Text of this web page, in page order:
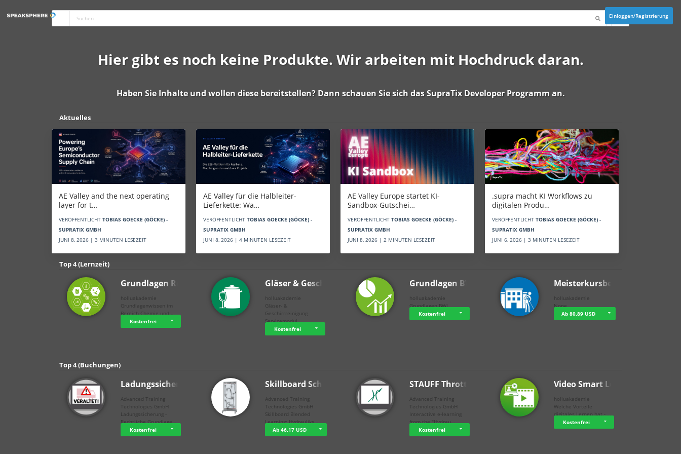
Einloggen/Registrierung
Hier gibt es noch keine Produkte. Wir arbeiten mit Hochdruck daran.
Haben Sie Inhalte und wollen diese bereitstellen? Dann schauen Sie sich dasSupraTix Developer Programm an.
Aktuelles
AE Valley and the next operating
layer for t…
VERÖFFENTLICHT TOBIAS GOECKE (GÖCKE) -
SUPRATIX GMBH
JUNI 8, 2026 | 3 MINUTEN LESEZEIT
AE Valley für die Halbleiter-
Lieferkette: Wa…
VERÖFFENTLICHT TOBIAS GOECKE (GÖCKE) -
SUPRATIX GMBH
JUNI 8, 2026 | 4 MINUTEN LESEZEIT
AE Valley Europe startet KI-
Sandbox-Gutschei…
VERÖFFENTLICHT TOBIAS GOECKE (GÖCKE) -
SUPRATIX GMBH
JUNI 8, 2026 | 2 MINUTEN LESEZEIT
.supra macht KI Workflows zu
digitalen Produ…
VERÖFFENTLICHT TOBIAS GOECKE (GÖCKE) -
SUPRATIX GMBH
JUNI 6, 2026 | 3 MINUTEN LESEZEIT
Top 4 (Lernzeit)
Grundlagen Rein…
holluakademie
Grundlagenwissen im
Bereich Chemie und …
Kostenfrei
Gläser & Geschi…
holluakademie
Gläser- &
Geschirrreinigung
Servicemodul
Kostenfrei
Grundlagen BWL
holluakademie
Grundlagen BWL
Kostenfrei
Meisterkursbegl…
holluakademie
None
Ab 80,89 USD
Top 4 (Buchungen)
Ladungssicherung
Advanced Training
Technologies GmbH
Ladungssicherung -
Rechtliche Grundlage…
Kostenfrei
Skillboard Schl…
Advanced Training
Technologies GmbH
Skillboard Blended
Learning: Hydrauliks…
Ab 46,17 USD
STAUFF Throttle…
Advanced Training
Technologies GmbH
Interactive e-learning
from the "Hydrau…
Kostenfrei
Video Smart Lea…
holluakademie
Welche Vorteile
digitales Lernen hat - …
Kostenfrei